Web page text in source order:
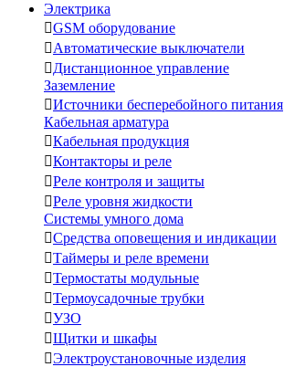
Электрика
GSM оборудование
Автоматические выключатели
Дистанционное управление
Заземление
Источники бесперебойного питания
Кабельная арматура
Кабельная продукция
Контакторы и реле
Реле контроля и защиты
Реле уровня жидкости
Системы умного дома
Средства оповещения и индикации
Таймеры и реле времени
Термостаты модульные
Термоусадочные трубки
УЗО
Щитки и шкафы
Электроустановочные изделия